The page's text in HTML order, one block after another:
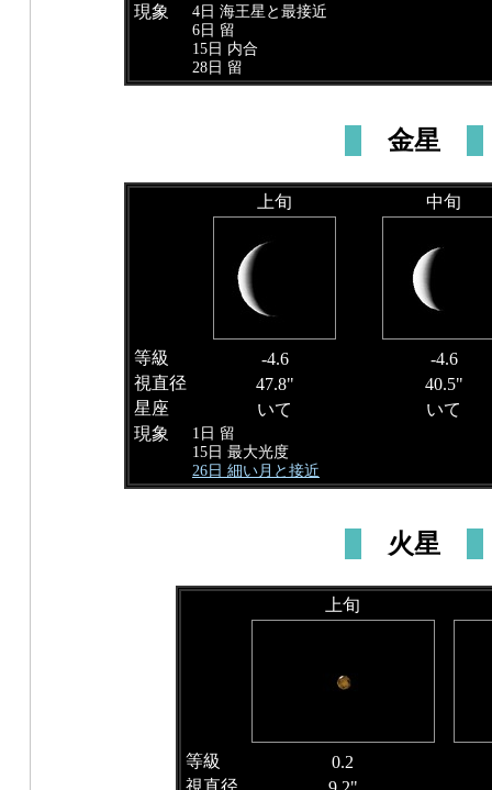
現象
4日 海王星と最接近
6日 留
15日 内合
28日 留
金星
上旬 中旬
等級 -4.6
-4.6
視直径
47.8"
40.5"
星座
いて
いて
現象
1日 留
15日 最大光度
26日 細い月と接近
火星
上旬
等級
0.2
視直径